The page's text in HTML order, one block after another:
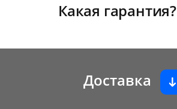
Какая гарантия?
Доставка